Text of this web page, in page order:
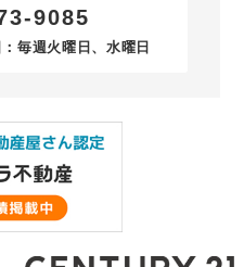
9085
毎週火曜日、水曜日